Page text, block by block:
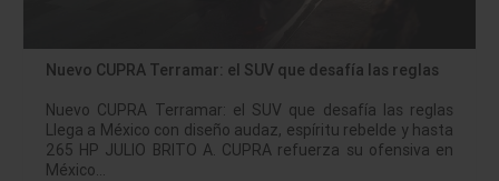
Nuevo CUPRA Terramar: el SUV que desafía las reglas
Nuevo CUPRA Terramar: el SUV que desafía las reglas
Llega a México con diseño audaz, espíritu rebelde y hasta
265 HP JULIO BRITO A. CUPRA refuerza su ofensiva en
México…